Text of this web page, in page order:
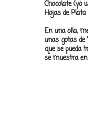
Chocolate (yo
Hojas de
En una olla,
unas gotas de
que se pueda
se muestra